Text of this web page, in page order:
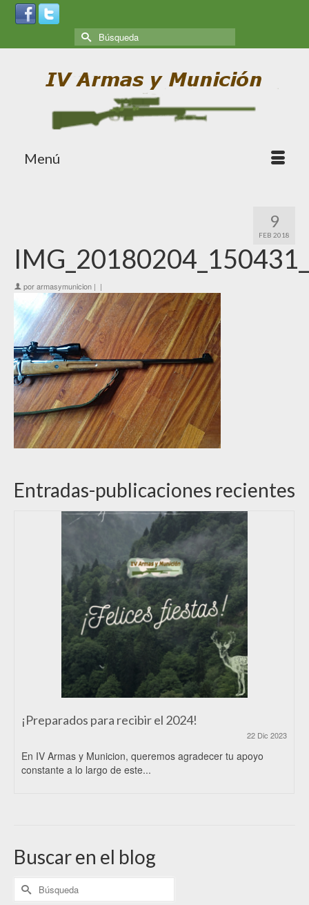
Menú
9
FEB 2018
porarmasymunicion | |
Entradas-publicaciones recientes
¡Preparados para recibir el 2024!
22 Dic 2023
En IV Armas y Municion, queremos agradecer tu apoyo
constante a lo largo de este...
Buscar en el blog